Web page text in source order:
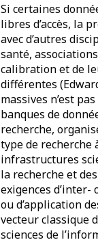
Si certaines
libres d’accès, la
avec d’autres
santé,
calibration et de
différentes
massives n’est
banques de
recherche,
type de recherche
infrastructures
la recherche et
exigences
ou d’application
vecteur classique
sciences de